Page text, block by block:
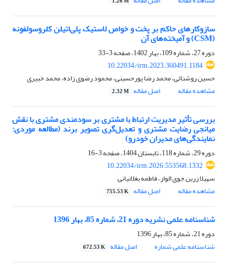
سازوکارهای حاکم بر پخت و خواص لاستیک پلی‌اتیلن کلروسولفونه
(CSM) و آمیخته‌های آن
دوره 27، شماره 109، بهار 1402، صفحه
3-33
10.22034/irm.2023.360491.1184
حسین روشنائی، محمد رضا پورحسینی، محمود رضوی زاده، محمد خبیری
مشاهده مقاله
اصل مقاله 2.32 M
بررسی تأثیر مدیریت ارتباط با مشتری بر سودمندی مشتری با نقش
میانجی رضایت مشتری و تعدیل‌گری تصویر برند (مطالعه موردی:
نمایندگی‌های مدیران خودرو)
دوره 29، شماره 118، تابستان 1404، صفحه
3-16
10.22034/irm.2026.553568.1332
سهیلا زرین جوی الوار، فاطمه بغلانیانی
مشاهده مقاله
اصل مقاله 755.53 K
شناسنامه علمی نشریه دوره 21، شماره 85، بهار 1396
دوره 21، شماره 85، بهار 1396
شناسنامه علمی شماره
اصل مقاله 672.53 K